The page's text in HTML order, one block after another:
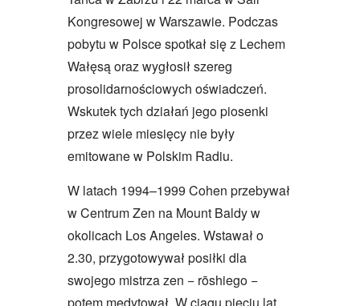
Kongresowej w Warszawie. Podczas
pobytu w Polsce spotkał się z Lechem
Wałęsą oraz wygłosił szereg
prosolidarnościowych oświadczeń.
Wskutek tych działań jego piosenki
przez wiele miesięcy nie były
emitowane w Polskim Radiu.
W latach 1994–1999 Cohen przebywał
w Centrum Zen na Mount Baldy w
okolicach Los Angeles. Wstawał o
2.30, przygotowywał posiłki dla
swojego mistrza zen − rōshiego −
potem medytował. W ciągu pięciu lat